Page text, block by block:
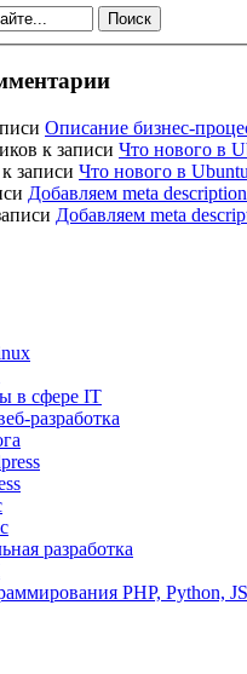
Описание бизнес-
к записи Что нового в
к записи Что нового в
Добавляем meta
Добавляем meta
в сфере IT
разработка
разработка
PHP, Python, JS